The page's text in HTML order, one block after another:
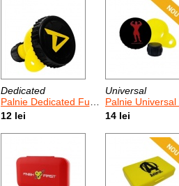
Dedicated
Palnie Dedicated Funnel
12 lei
Universal
Palnie Universal
14 lei